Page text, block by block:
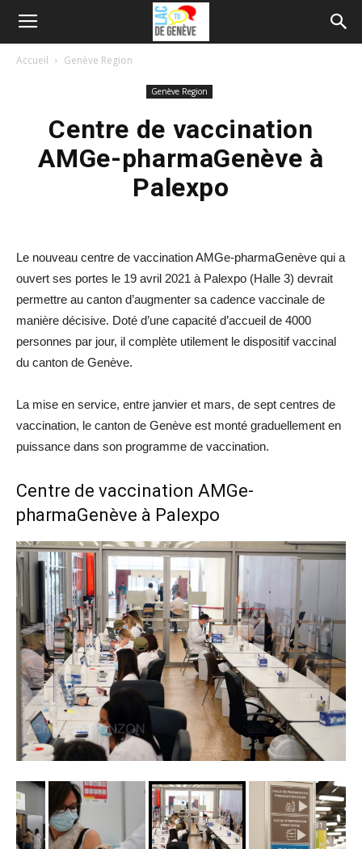
Accueil Genève Region
Genève Region
Centre de vaccination
AMGe-pharmaGenève à
Palexpo
Le nouveau centre de vaccination AMGe-pharmaGenève qui a
ouvert ses portes le 19 avril 2021 à Palexpo (Halle 3) devrait
permettre au canton d’augmenter sa cadence vaccinale de
manière décisive. Doté d’une capacité d’accueil de 4000
personnes par jour, il complète utilement le dispositif vaccinal
du canton de Genève.
La mise en service, entre janvier et mars, de sept centres de
vaccination, le canton de Genève est monté graduellement en
puissance dans son programme de vaccination.
Centre de vaccination AMGe-
pharmaGenève à Palexpo